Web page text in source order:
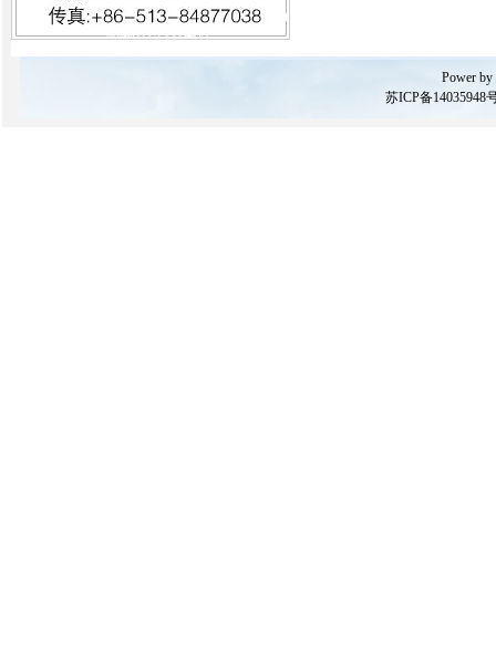
Power by
苏ICP备14035948